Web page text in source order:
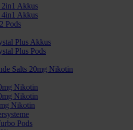
Akkus
Akkus
Pods
Plus Akkus
Plus Pods
Salts 20mg Nikotin
Nikotin
Nikotin
Nikotin
Pods